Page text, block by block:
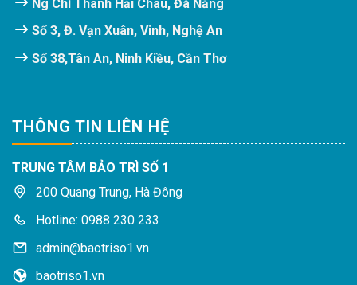
Ng Chí Thanh Hải Châu, Đà Nẵng
Số 3, Đ. Vạn Xuân, Vinh, Nghệ An
Số 38,Tân An, Ninh Kiều, Cần Thơ
THÔNG TIN LIÊN HỆ
TRUNG TÂM BẢO TRÌ SỐ 1
200 Quang Trung, Hà Đông
Hotline: 0988 230 233
admin@baotriso1.vn
baotriso1.vn